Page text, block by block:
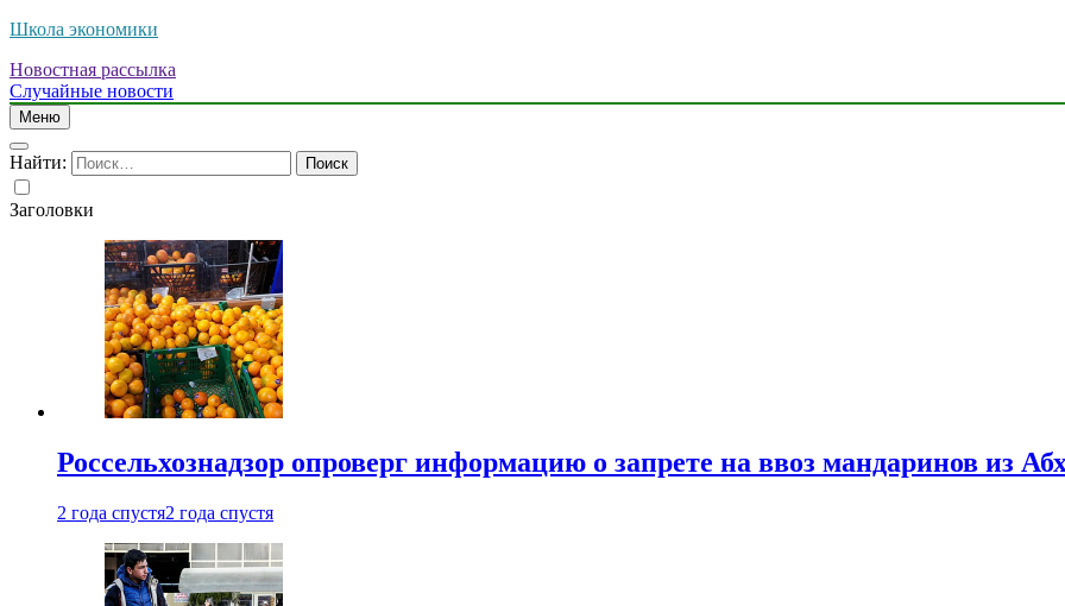
Школа экономики
Новостная рассылка
Случайные новости
Меню
Найти:
Заголовки
Россельхознадзор опроверг информацию о запрете на ввоз мандаринов из
2 года спустя2 года спустя